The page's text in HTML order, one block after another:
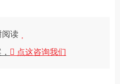
阅读
点这咨询我们